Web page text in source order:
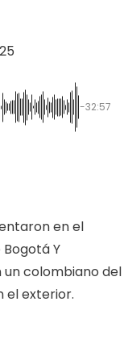
-32:57
en el
Y
colombiano del
el exterior.